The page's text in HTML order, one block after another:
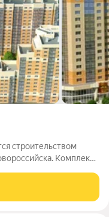
строительством
Комплекс
Суджукской косы.